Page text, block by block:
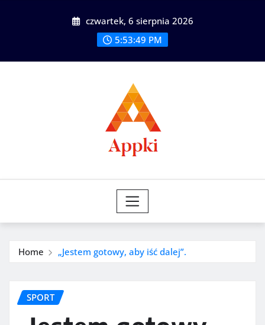
czwartek, 6 sierpnia 2026
5:53:50 PM
Home „Jestem gotowy, aby iść dalej”.
SPORT